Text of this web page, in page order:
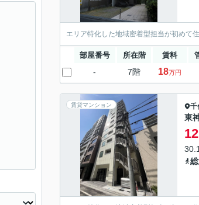
エリア特化した地域密着型担当が初めて
部屋番号 所在階 賃料
- 7階 18万円
賃貸マンション 千
東